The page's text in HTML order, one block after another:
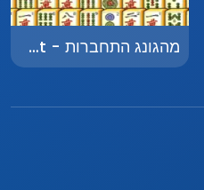
מהגונג התחברות - Mahjong Connect